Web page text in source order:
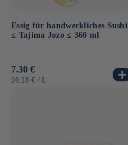
Essig für handwerkliches Sushi
≤ Tajima Jozo ≤ 360 ml
Normaler
Preis
7.30 €
GRUNDPREIS
20.28 € / PRO
L